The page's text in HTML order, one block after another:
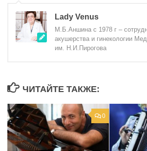
Lady Venus
М.Б.Аншина с 1978 г –
акушерства и гинекологии
им. Н.И.Пирогова
ЧИТАЙТЕ ТАКЖЕ:
0